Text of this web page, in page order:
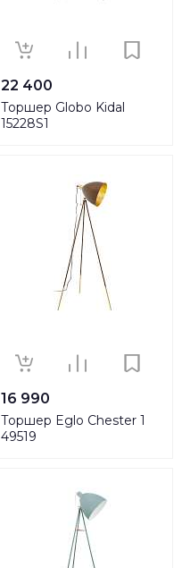
22 400
Торшер Globo Kidal
15228S1
16 990
Торшер Eglo Chester 1
49519